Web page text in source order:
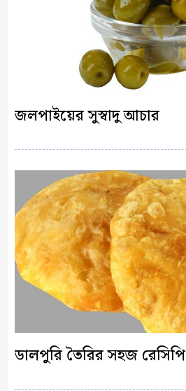
জলপাইয়ের সুস্বাদু আচার
ডালপুরি তৈরির সহজ রেসিপি